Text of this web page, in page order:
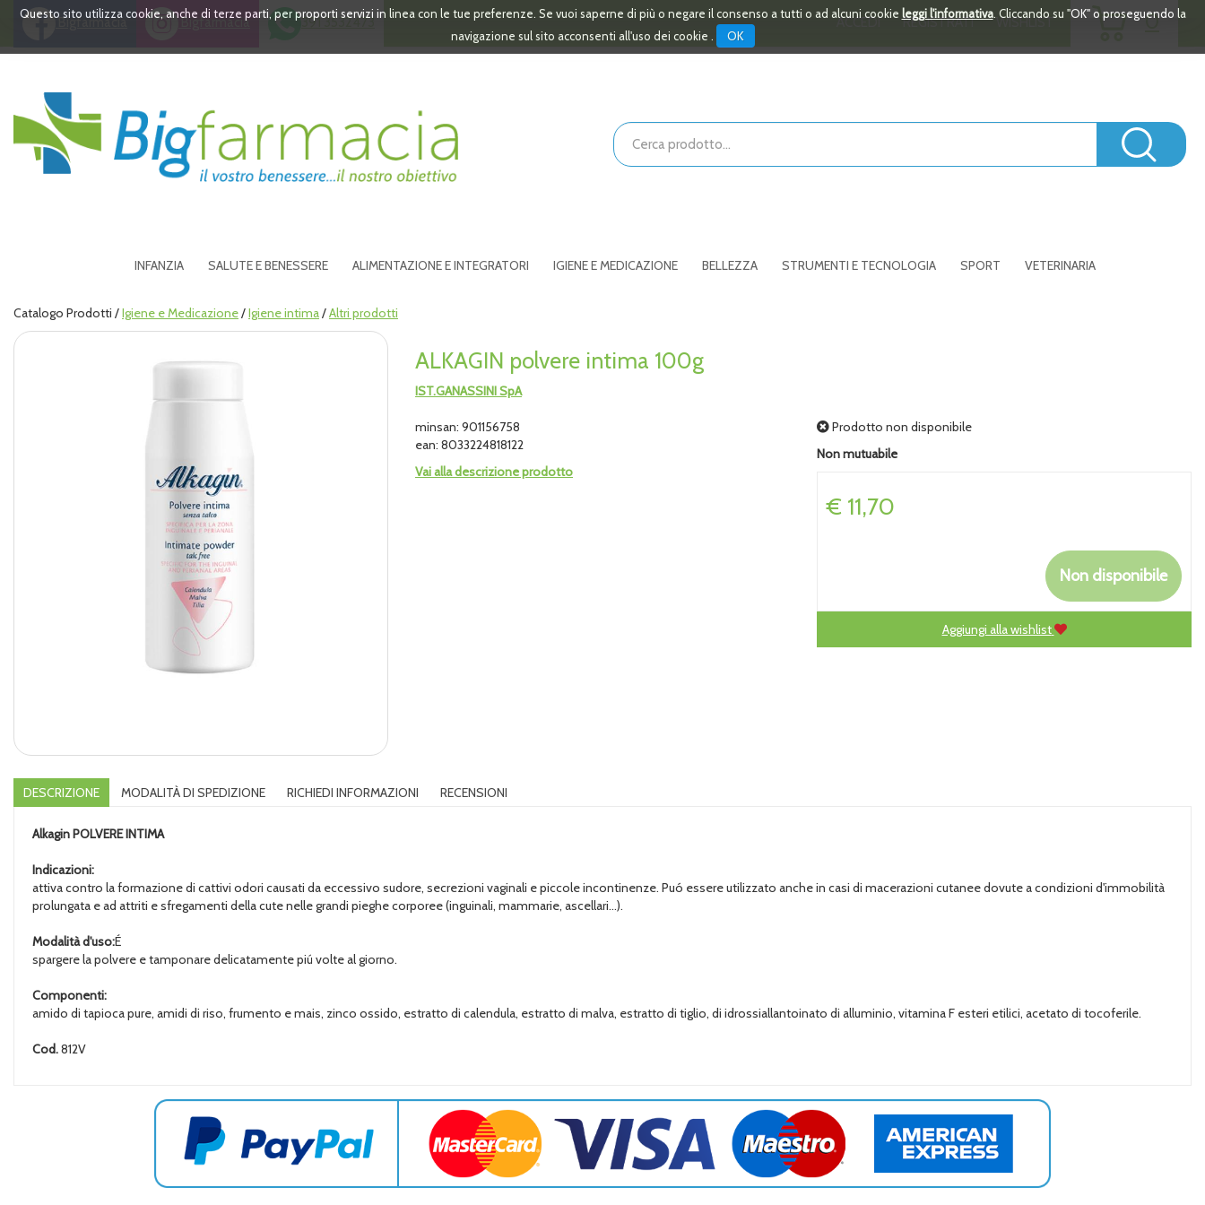
PassaQuesto sito utilizza cookie, anche di terze parti, per proporti servizi in linea con le tue preferenze. Se vuoi saperne di più o negare il consenso a tutti o ad alcuni cookie leggi l'informativa. Cliccando su "OK" o proseguendo la
navigazione sul sito acconsenti all'uso dei cookie .
OK
Bigfarmacia Bigfarmacia 391 3532473 ACCEDI REGISTRATI WISHLIST 0
ARTICOLI
Bigfarmacia
Cerca
Prodotto
INFANZIA SALUTE E BENESSERE ALIMENTAZIONE E INTEGRATORI IGIENE E MEDICAZIONE BELLEZZA STRUMENTI E TECNOLOGIA SPORT VETERINARIA
Catalogo Prodotti /Igiene e Medicazione/Igiene intima/Altri prodotti
ALKAGIN polvere intima 100g
IST.GANASSINI SpA
minsan: 901156758
ean: 8033224818122
Vai alla descrizione prodotto
Prodotto non disponibile
Non mutuabile
Prezzo
€ 11,70
Non disponibile
Aggiungi alla wishlist
DESCRIZIONE MODALITÀ DI SPEDIZIONE RICHIEDI INFORMAZIONI RECENSIONI
AlkaginPOLVERE INTIMA
Indicazioni:
attiva contro la formazione di cattivi odori causati da eccessivo sudore, secrezioni vaginali e piccole incontinenze. Puó essere utilizzato anche in casi di macerazioni cutanee dovute a condizioni d'immobilità
prolungata e ad attriti e sfregamenti della cute nelle grandi pieghe corporee (inguinali, mammarie, ascellari...).
Modalità d'uso:É
spargere la polvere e tamponare delicatamente piú volte al giorno.
Componenti:
amido di tapioca pure, amidi di riso, frumento e mais, zinco ossido, estratto di calendula, estratto di malva, estratto di tiglio, di idrossiallantoinato di alluminio, vitamina F esteri etilici, acetato di tocoferile.
Cod.812V